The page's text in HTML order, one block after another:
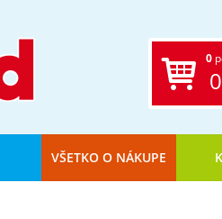
0
VŠETKO O NÁKUPE